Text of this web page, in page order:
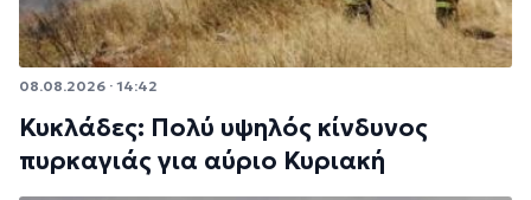
08.08.2026 · 14:42
Κυκλάδες: Πολύ υψηλός κίνδυνος
πυρκαγιάς για αύριο Κυριακή